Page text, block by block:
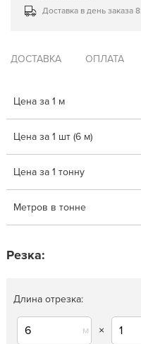
Доставка в день заказа
ДОСТАВКА ОПЛАТА
Цена за 1 м
Цена за 1 шт (6 м)
Цена за 1 тонну
Метров в тонне
Резка:
Длина отрезка:
м ×